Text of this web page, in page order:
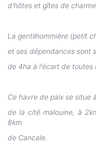
d'hôtes et gîtes de
La gentilhommière (petit
et ses dépendances sont
de 4ha à l'écart de toutes
Ce havre de paix se situe
de la cité malouine, à
8km
de Cancale.